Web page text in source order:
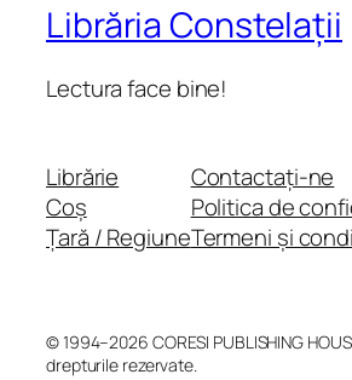
Librăria Constelații
Lectura face bine!
Librărie
Coș
Țară / Regiune
Contactați-ne
Politica de
Termeni și
© 1994–2026 CORESI PUBLISHING
drepturile rezervate.